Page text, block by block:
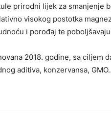
prirodni lijek za smanjenje
visokog postotka
i porođaj te
2018. godine, sa ciljem
aditiva, konzervansa,